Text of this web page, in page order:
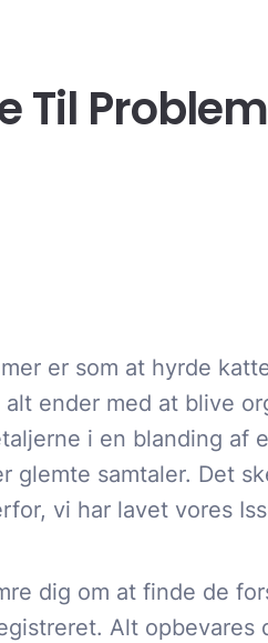
Til
er som at hyrde
ender med at blive
i en blanding af
glemte samtaler. Det
vi har lavet vores
dig om at finde de
Alt opbevares